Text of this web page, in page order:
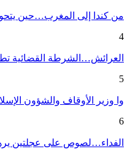
من كندا إلى المغرب…حين
4
العرائش…الشرطة القضائية
5
وا وزير الأوقاف والشؤون
6
الفداء…لصوص على عجلتين